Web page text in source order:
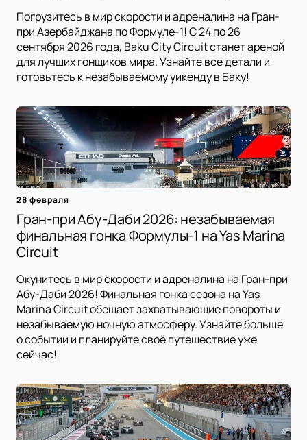
Погрузитесь в мир скорости и адреналина на Гран-
при Азербайджана по Формуле-1! С 24 по 26
сентября 2026 года, Baku City Circuit станет ареной
для лучших гонщиков мира. Узнайте все детали и
готовьтесь к незабываемому уикенду в Баку!
28 февраля
Гран-при Абу-Даби 2026: незабываемая
финальная гонка Формулы-1 на Yas Marina
Circuit
Окунитесь в мир скорости и адреналина на Гран-при
Абу-Даби 2026! Финальная гонка сезона на Yas
Marina Circuit обещает захватывающие повороты и
незабываемую ночную атмосферу. Узнайте больше
о событии и планируйте своё путешествие уже
сейчас!